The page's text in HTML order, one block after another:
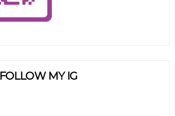
FOLLOW MY IG